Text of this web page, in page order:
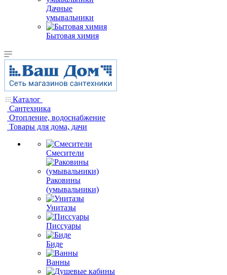
Дачные
умывальники
Бытовая химия
Каталог
Сантехника
Отопление, водоснабжение
Товары для дома, дачи
Смесители
Раковины
(умывальники)
Унитазы
Писсуары
Биде
Ванны